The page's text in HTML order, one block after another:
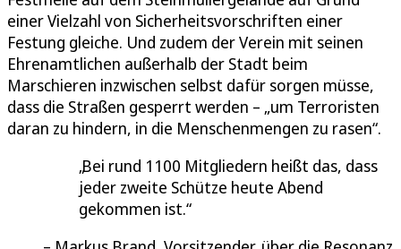
einer Vielzahl von Sicherheitsvorschriften einer
Festung gleiche. Und zudem der Verein mit seinen
Ehrenamtlichen außerhalb der Stadt beim
Marschieren inzwischen selbst dafür sorgen müsse,
dass die Straßen gesperrt werden – „um Terroristen
daran zu hindern, in die Menschenmengen zu rasen“.
Bei rund 1100 Mitgliedern heißt das, dass
jeder zweite Schütze heute Abend
gekommen ist.